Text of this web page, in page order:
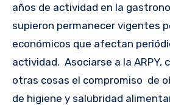
años de actividad en la
supieron permanecer vigentes
económicos que afectan
actividad. Asociarse a la ARPY,
otras cosas el compromiso de
de higiene y salubridad